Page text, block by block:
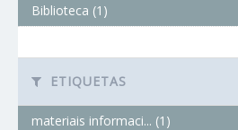
Biblioteca (1)
ETIQUETAS
materiais informaci... (1)